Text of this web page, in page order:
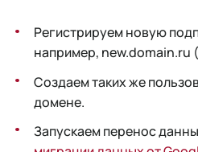
Регистрируем новую
например, new.domain.ru
Создаем таких же
домене.
Запускаем перенос